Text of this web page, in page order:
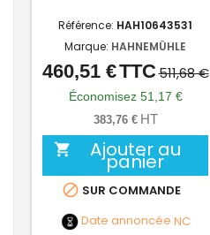
Référence: HAH10643531
Marque: HAHNEMÜHLE
Prix
Prix
de
base
460,51 €TTC511,68 €
Économisez 51,17 €
383,76 € HT
 Ajouter au
panier
 SUR COMMANDE
Date annoncée NC